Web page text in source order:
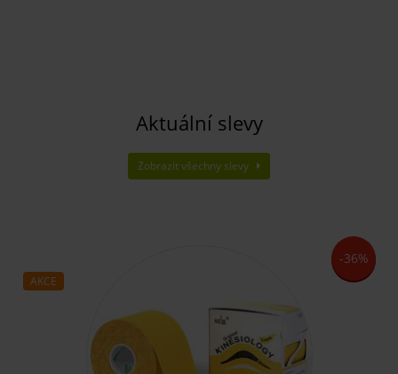
Aktuální slevy
Zobrazit všechny slevy
AKCE
-36%